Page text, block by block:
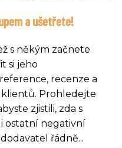
a ušetřete!
s někým začnete
si jeho
recenze a
Prohledejte
zjistili, zda s
ostatní negativní
řádně...